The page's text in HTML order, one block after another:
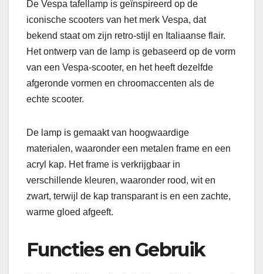
De Vespa tafellamp is geïnspireerd op de
iconische scooters van het merk Vespa, dat
bekend staat om zijn retro-stijl en Italiaanse flair.
Het ontwerp van de lamp is gebaseerd op de vorm
van een Vespa-scooter, en het heeft dezelfde
afgeronde vormen en chroomaccenten als de
echte scooter.
De lamp is gemaakt van hoogwaardige
materialen, waaronder een metalen frame en een
acryl kap. Het frame is verkrijgbaar in
verschillende kleuren, waaronder rood, wit en
zwart, terwijl de kap transparant is en een zachte,
warme gloed afgeeft.
Functies en Gebruik